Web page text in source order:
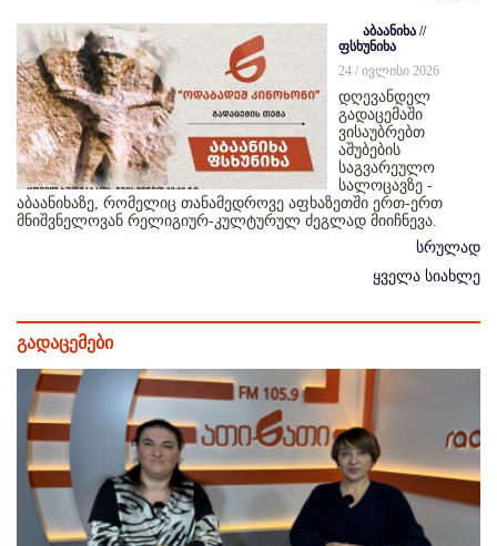
აბაანიხა //
ფსხუნიხა
24 / ივლისი 2026
დღევანდელ
გადაცემაში
ვისაუბრებთ
აშუბების
საგვარეულო
სალოცავზე -
აბაანიხაზე, რომელიც თანამედროვე აფხაზეთში ერთ-ერთ
მნიშვნელოვან რელიგიურ-კულტურულ ძეგლად მიიჩნევა.
სრულად
ყველა სიახლე
გადაცემები